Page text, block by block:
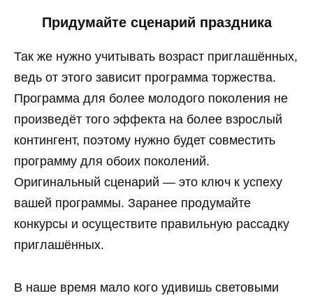
Придумайте сценарий праздника
Так же нужно учитывать возраст приглашённых,
ведь от этого зависит программа торжества.
Программа для более молодого поколения не
произведёт того эффекта на более взрослый
контингент, поэтому нужно будет совместить
программу для обоих поколений.
Оригинальный сценарий — это ключ к успеху
вашей программы. Заранее продумайте
конкурсы и осуществите правильную рассадку
приглашённых.
В наше время мало кого удивишь световыми